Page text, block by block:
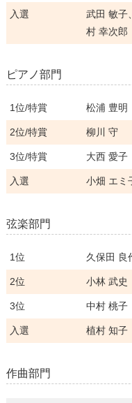
入選
武田 敏子
村 幸次郎
ピアノ部門
1位/特賞 松浦 豊明
2位/特賞 柳川 守
3位/特賞 大西 愛子
入選 小畑 エミ
弦楽部門
1位 久保田 良
2位 小林 武史
3位 中村 桃子
入選 植村 知子
作曲部門